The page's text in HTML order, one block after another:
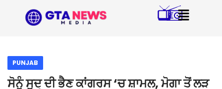
PUNJAB
ਸੋਨੂੰ ਸੂਦ ਦੀ ਭੈਣ ਕਾਂਗਰਸ ‘ਚ ਸ਼ਾਮਲ, ਮੋਗਾ ਤੋਂ ਲੜ